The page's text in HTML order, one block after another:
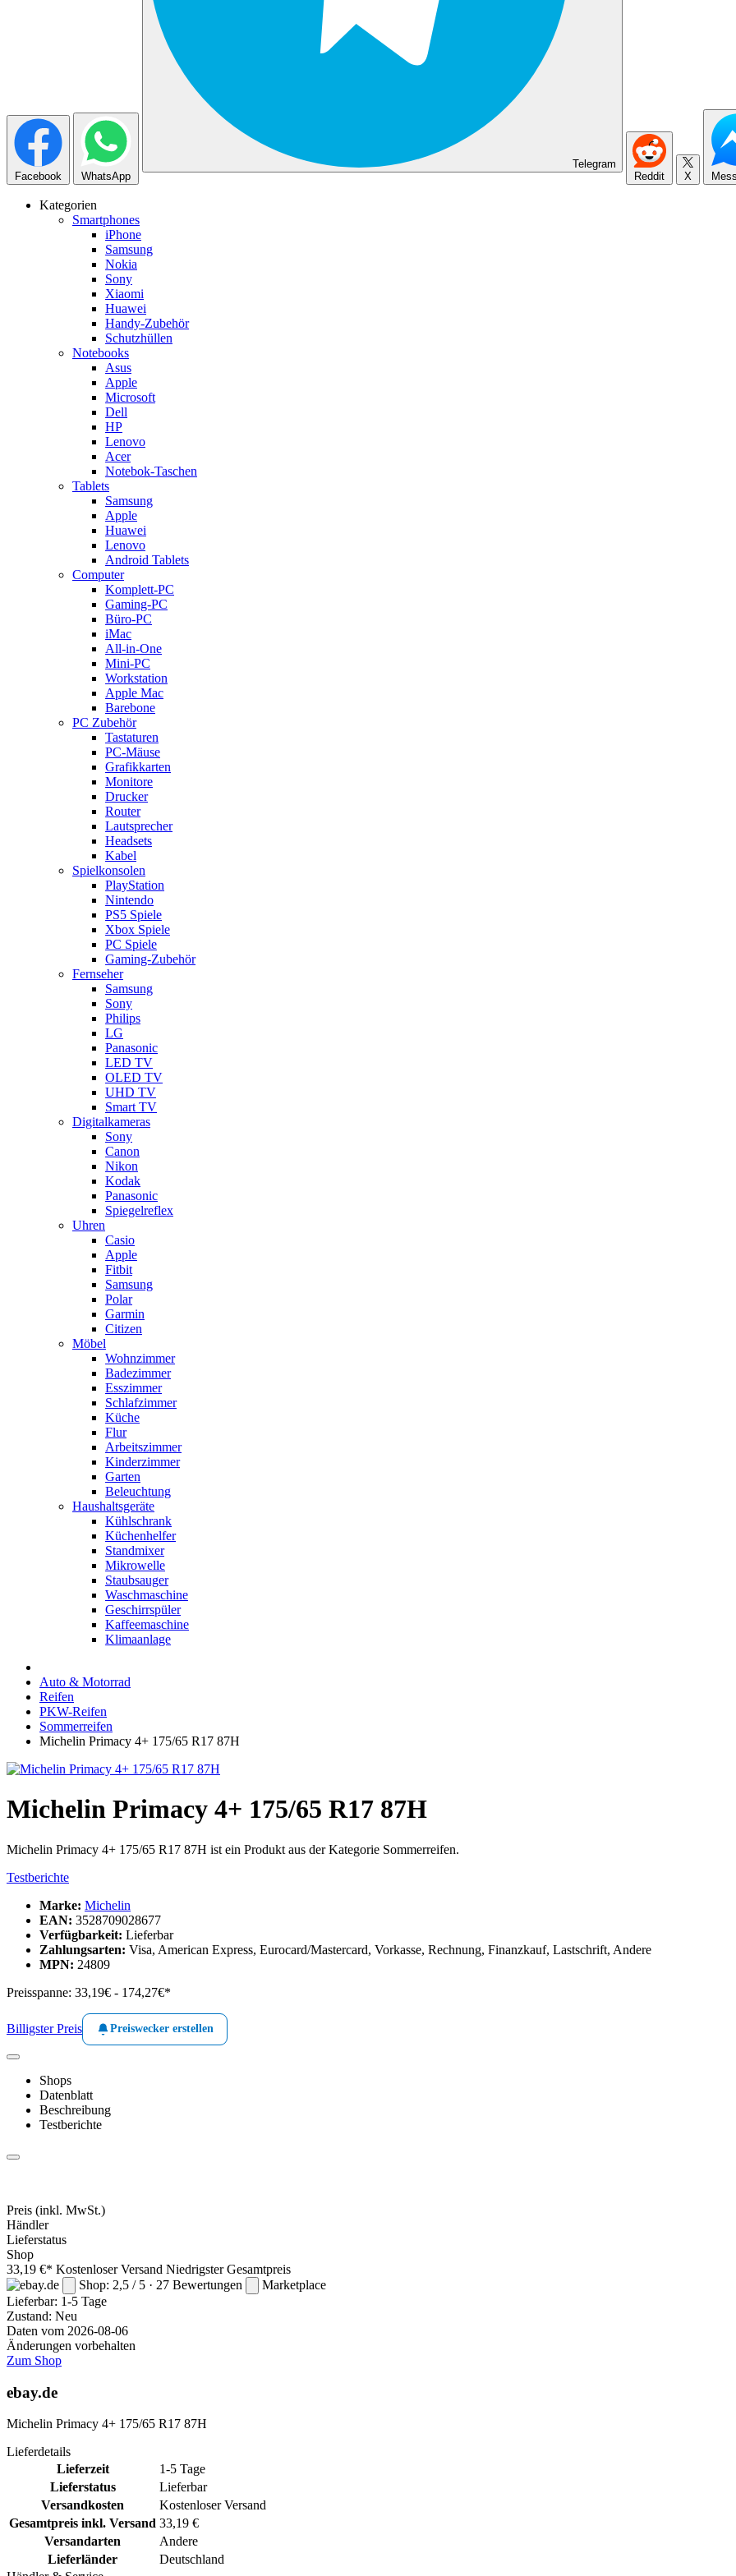
Facebook WhatsApp
Telegram
Reddit
X
Kategorien
Smartphones
iPhone
Samsung
Nokia
Sony
Xiaomi
Huawei
Handy-Zubehör
Schutzhüllen
Notebooks
Asus
Apple
Microsoft
Dell
HP
Lenovo
Acer
Notebok-Taschen
Tablets
Samsung
Apple
Huawei
Lenovo
Android Tablets
Computer
Komplett-PC
Gaming-PC
Büro-PC
iMac
All-in-One
Mini-PC
Workstation
Apple Mac
Barebone
PC Zubehör
Tastaturen
PC-Mäuse
Grafikkarten
Monitore
Drucker
Router
Lautsprecher
Headsets
Kabel
Spielkonsolen
PlayStation
Nintendo
PS5 Spiele
Xbox Spiele
PC Spiele
Gaming-Zubehör
Fernseher
Samsung
Sony
Philips
LG
Panasonic
LED TV
OLED TV
UHD TV
Smart TV
Digitalkameras
Sony
Canon
Nikon
Kodak
Panasonic
Spiegelreflex
Uhren
Casio
Apple
Fitbit
Samsung
Polar
Garmin
Citizen
Möbel
Wohnzimmer
Badezimmer
Esszimmer
Schlafzimmer
Küche
Flur
Arbeitszimmer
Kinderzimmer
Garten
Beleuchtung
Haushaltsgeräte
Kühlschrank
Küchenhelfer
Standmixer
Mikrowelle
Staubsauger
Waschmaschine
Geschirrspüler
Kaffeemaschine
Klimaanlage
Auto & Motorrad
Reifen
PKW-Reifen
Sommerreifen
Michelin Primacy 4+ 175/65 R17 87H
Michelin Primacy 4+ 175/65 R17 87H
Michelin Primacy 4+ 175/65 R17 87H ist ein Produkt aus der Kategorie Sommerreifen.
Testberichte
Marke: Michelin
EAN: 3528709028677
Verfügbarkeit: Lieferbar
Zahlungsarten: Visa, American Express, Eurocard/Mastercard, Vorkasse, Rechnung, Finanzkauf, Lastschrift, Andere
MPN: 24809
Preisspanne: 33,19€ - 174,27€*
Billigster Preis Preiswecker erstellen
Shops
Datenblatt
Beschreibung
Testberichte
Preis (inkl. MwSt.)
Händler
Lieferstatus
Shop
33,19 €* Kostenloser Versand Niedrigster Gesamtpreis
Shop: 2,5 / 5 · 27 Bewertungen
Marketplace
Lieferbar: 1-5 Tage
Zustand: Neu
Daten vom 2026-08-06
Änderungen vorbehalten
Zum Shop
ebay.de
Michelin Primacy 4+ 175/65 R17 87H
Lieferdetails
Lieferzeit
1-5 Tage
Lieferstatus
Lieferbar
Versandkosten
Kostenloser Versand
Gesamtpreis inkl. Versand 33,19 €
Versandarten
Andere
Lieferländer
Deutschland